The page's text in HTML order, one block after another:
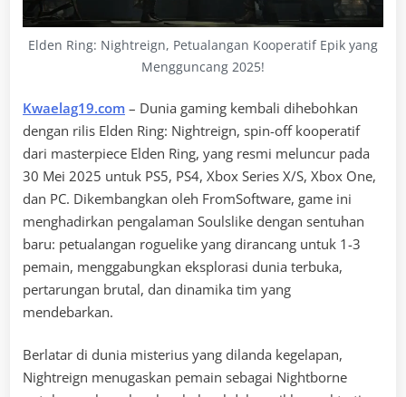
Elden Ring: Nightreign, Petualangan Kooperatif Epik yang
Mengguncang 2025!
Kwaelag19.com – Dunia gaming kembali dihebohkan
dengan rilis Elden Ring: Nightreign, spin-off kooperatif
dari masterpiece Elden Ring, yang resmi meluncur pada
30 Mei 2025 untuk PS5, PS4, Xbox Series X/S, Xbox One,
dan PC. Dikembangkan oleh FromSoftware, game ini
menghadirkan pengalaman Soulslike dengan sentuhan
baru: petualangan roguelike yang dirancang untuk 1-3
pemain, menggabungkan eksplorasi dunia terbuka,
pertarungan brutal, dan dinamika tim yang
mendebarkan.
Berlatar di dunia misterius yang dilanda kegelapan,
Nightreign menugaskan pemain sebagai Nightborne